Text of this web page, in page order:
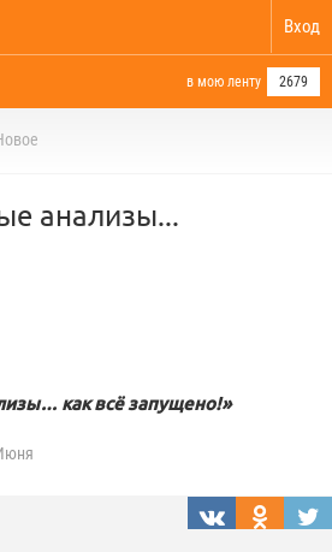
Вход
в мою ленту 2679
анализы...
как всё запущено!»